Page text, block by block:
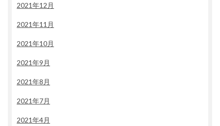
2021年12月
2021年11月
2021年10月
2021年9月
2021年8月
2021年7月
2021年4月